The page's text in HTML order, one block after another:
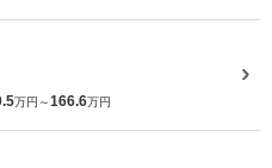
万円～166.6万円